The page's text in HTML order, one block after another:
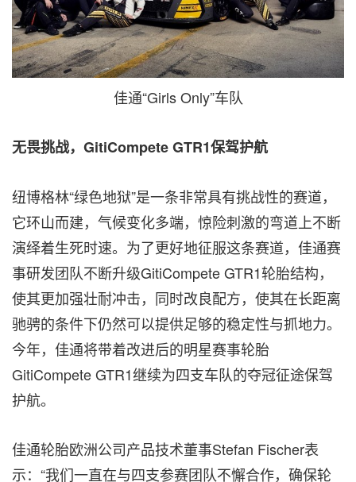
佳通“Girls Only”车队
无畏挑战， GitiCompete GTR1保驾护航
纽博格林“绿色地狱”是一条非常具有挑战性的赛道，
它环山而建，气候变化多端，惊险刺激的弯道上不断
演绎着生死时速。为了更好地征服这条赛道，佳通赛
事研发团队不断升级GitiCompete GTR1轮胎结构，
使其更加强壮耐冲击，同时改良配方，使其在长距离
驰骋的条件下仍然可以提供足够的稳定性与抓地力。
今年，佳通将带着改进后的明星赛事轮胎
GitiCompete GTR1继续为四支车队的夺冠征途保驾
护航。
佳通轮胎欧洲公司产品技术董事Stefan Fischer表
示：“我们一直在与四支参赛团队不懈合作，确保轮